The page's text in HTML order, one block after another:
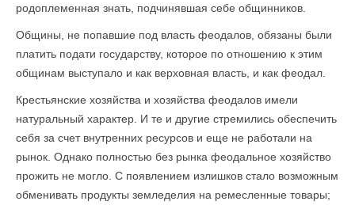
родоплеменная знать, подчинявшая себе общинников.
Общины, не попавшие под власть феодалов, обязаны были
платить подати государству, которое по отношению к этим
общинам выступало и как верховная власть, и как феодал.
Крестьянские хозяйства и хозяйства феодалов имели
натуральный характер. И те и другие стремились обеспечить
себя за счет внутренних ресурсов и еще не работали на
рынок. Однако полностью без рынка феодальное хозяйство
прожить не могло. С появлением излишков стало возможным
обменивать продукты земледелия на ремесленные товары;